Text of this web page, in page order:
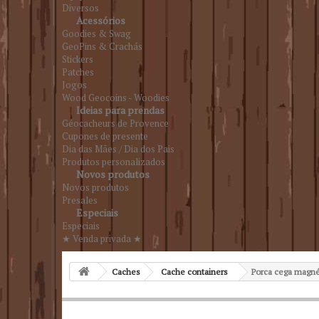
Diversos
Acessórios
Goodies & Swag
GeoPins & Crachás
Stickers
Patches
Jogos
Wood Geocoins - Woodies
Ideias para prendas
Géocacheurs de Provence
Cupones de presente
Dia das Mães / Dia dos Pais
Produtos personalizados
Novos produtos
Novos produtos
Presales
Especiais
Especiais
★ Venda privada ★
Caches Cache containers Porca cega